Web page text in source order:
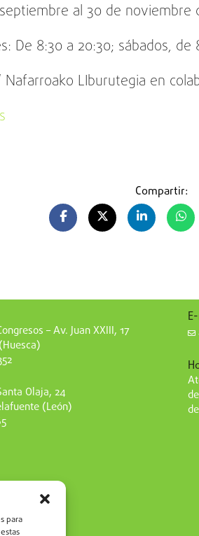
para
al 30 de noviembre
De 8:30 a 20:30; sábados, de
LIburutegia en
Compartir:
– Av. Juan XXIII, 17
Olaja, 24
(León)